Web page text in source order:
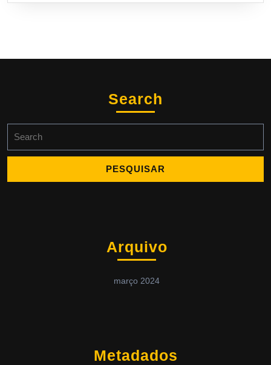
Search
for:
Arquivo
março 2024
Metadados